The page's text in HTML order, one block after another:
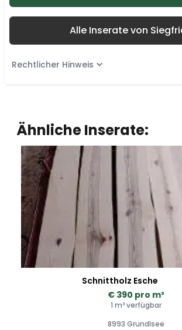
Alle Inserate von
Rechtlicher Hinweis
Ähnliche Inserate:
Schnittholz Esche
€ 390 pro m³
1 m³ verfügbar
8993 Grundlsee